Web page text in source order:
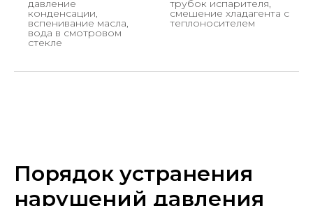
давление
конденсации,
вспенивание масла,
вода в смотровом
стекле
трубок испарителя,
смешение хладагента с
теплоносителем
Порядок устранения
нарушений давления